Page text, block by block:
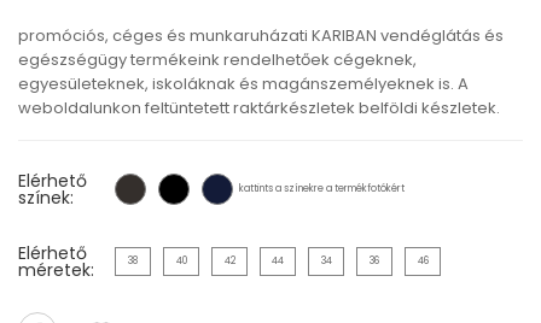
promóciós, céges és munkaruházati KARIBAN vendéglátás és
egészségügy termékeink rendelhetőek cégeknek,
egyesületeknek, iskoláknak és magánszemélyeknek is. A
weboldalunkon feltüntetett raktárkészletek belföldi készletek.
Elérhető
színek: kattints a színekre a termékfotókért
Elérhető
méretek: 38 40 42 44 34 36 46